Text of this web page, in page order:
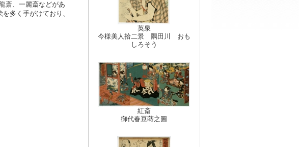
斎、一麗斎などがあ
多く手がけており、
英泉
今様美人拾二景 隅田川 おも
しろそう
紅斎
御代春豆蒔之圖